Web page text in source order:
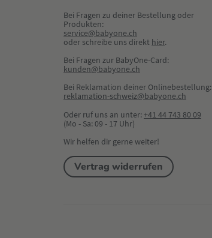
Bei Fragen zu deiner Bestellung oder
Produkten:
service@babyone.ch
oder schreibe uns direkt hier.
Bei Fragen zur BabyOne-Card:
kunden@babyone.ch
Bei Reklamation deiner Onlinebestellung:
reklamation-schweiz@babyone.ch
Oder ruf uns an unter:+41 44 743 80 09
(Mo - Sa: 09 - 17 Uhr)
Wir helfen dir gerne weiter!
Vertrag widerrufen